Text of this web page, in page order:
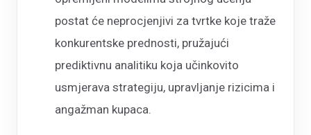
postat će neprocjenjivi za tvrtke koje traže
konkurentske prednosti, pružajući
prediktivnu analitiku koja učinkovito
usmjerava strategiju, upravljanje rizicima i
angažman kupaca.